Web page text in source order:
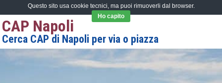
CAP Napoli
Cerca CAP di Napoli per via o piazza
Questo sito usa cookie tecnici, ma puoi rimuoverli dal browser.
Ho capito